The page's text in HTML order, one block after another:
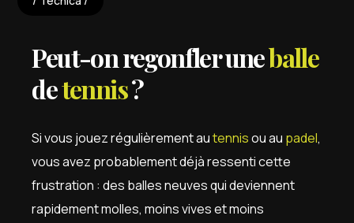
Peut-on regonfler uneballe
detennis?
Si vous jouez régulièrement autennisou au padel,
vous avez probablement déjà ressenti cette
frustration : des balles neuves qui deviennent
rapidement molles, moins vives et moins